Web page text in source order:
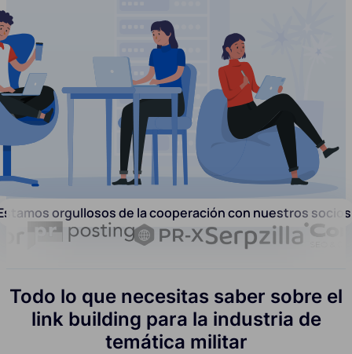
orgullosos de la cooperación con nuestros
Todo lo que necesitas saber sobre el
link building para la industria de
temática militar